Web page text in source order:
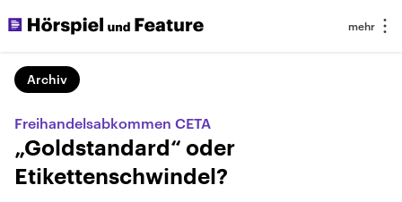
Archiv
Freihandelsabkommen CETA
„Goldstandard“ oder
Etikettenschwindel?